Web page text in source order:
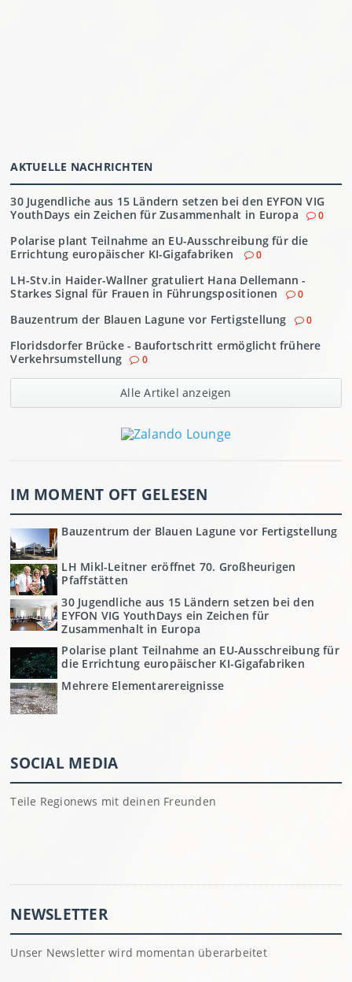
AKTUELLE NACHRICHTEN
30 Jugendliche aus 15 Ländern setzen bei den EYFON VIG
YouthDays ein Zeichen für Zusammenhalt in Europa
0
Polarise plant Teilnahme an EU-Ausschreibung für die
Errichtung europäischer KI-Gigafabriken
0
LH-Stv.in Haider-Wallner gratuliert Hana Dellemann -
Starkes Signal für Frauen in Führungspositionen
0
Bauzentrum der Blauen Lagune vor Fertigstellung 0
Floridsdorfer Brücke - Baufortschritt ermöglicht frühere
Verkehrsumstellung
0
Alle Artikel anzeigen
IM MOMENT OFT GELESEN
Bauzentrum der Blauen Lagune vor Fertigstellung
LH Mikl-Leitner eröffnet 70. Großheurigen
Pfaffstätten
30 Jugendliche aus 15 Ländern setzen bei den
EYFON VIG YouthDays ein Zeichen für
Zusammenhalt in Europa
Polarise plant Teilnahme an EU-Ausschreibung für
die Errichtung europäischer KI-Gigafabriken
Mehrere Elementarereignisse
SOCIAL MEDIA
Teile Regionews mit deinen Freunden
NEWSLETTER
Unser Newsletter wird momentan überarbeitet